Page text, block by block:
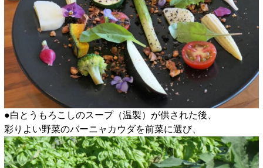
●白とうもろこしのスープ（温製）が供された後、
彩りよい野菜のバーニャカウダを前菜に選び、